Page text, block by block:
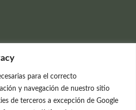
para el correcto
y navegación de nuestro sitio
de terceros a excepción de Google
19 - 1º